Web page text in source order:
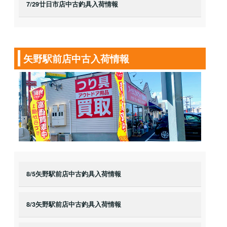
7/29廿日市店中古釣具入荷情報
矢野駅前店中古入荷情報
8/5矢野駅前店中古釣具入荷情報
8/3矢野駅前店中古釣具入荷情報